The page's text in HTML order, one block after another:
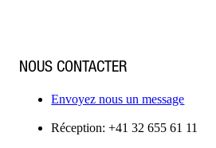
NOUS CONTACTER
Envoyez nous un message
Réception: +41 32 655 61 11